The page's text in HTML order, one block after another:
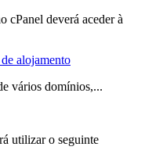
cPanel deverá aceder à
alojamento
vários domínios,...
utilizar o seguinte